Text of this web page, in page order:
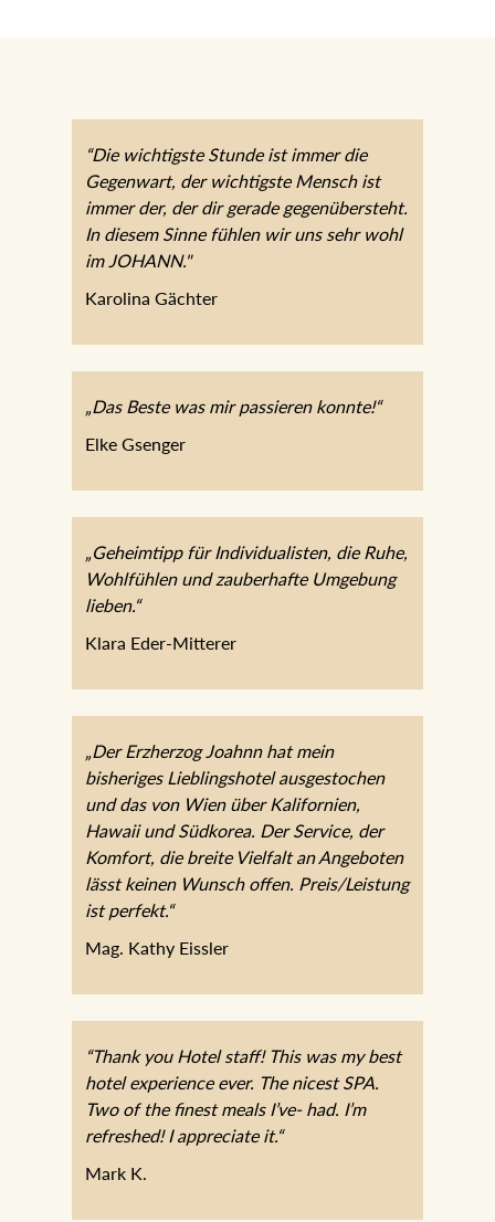
“Die wichtigste Stunde ist immer die
Gegenwart, der wichtigste Mensch ist
immer der, der dir gerade
gegenübersteht. In diesem Sinne fühlen
wir uns sehr wohl im JOHANN."
Karolina Gächter
„Das Beste was mir passieren konnte!“
Elke Gsenger
„Geheimtipp für Individualisten, die Ruhe,
Wohlfühlen und zauberhafte Umgebung
lieben.“
Klara Eder-Mitterer
„Der Erzherzog Joahnn hat mein
bisheriges Lieblingshotel ausgestochen
und das von Wien über Kalifornien,
Hawaii und Südkorea. Der Service, der
Komfort, die breite Vielfalt an Angeboten
lässt keinen Wunsch offen.
“Thank you Hotel staff! This was my best
hotel experience ever. The nicest SPA.
Two of the finest meals I’ve- had. I’m